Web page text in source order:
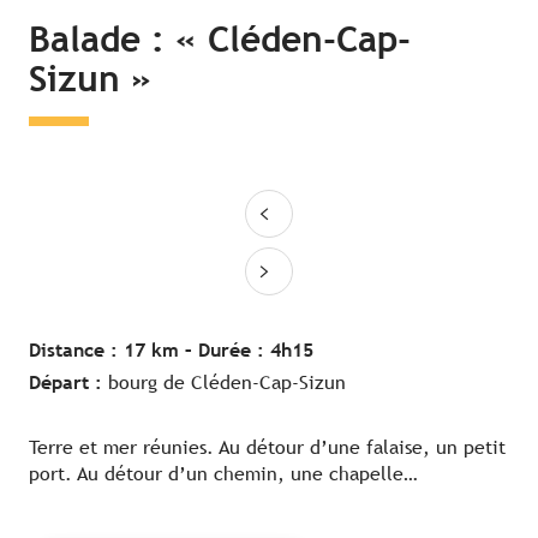
Balade : « Cléden-Cap-
Sizun »
Distance : 17 km – Durée : 4h15
Départ : bourg de Cléden-Cap-Sizun
Terre et mer réunies. Au détour d’une falaise, un petit
port. Au détour d’un chemin, une chapelle…